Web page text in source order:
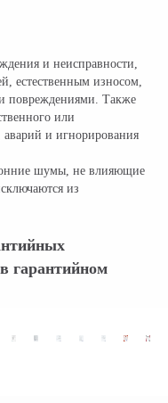
и неисправности,
естественным износом,
повреждениями. Также
или
аварий и игнорирования
шумы, не влияющие
из
гарантийном